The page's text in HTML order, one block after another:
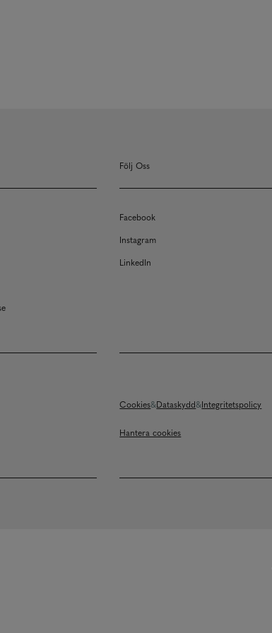
Följ Oss
Facebook
Instagram
LinkedIn
Cookies Dataskydd Integritetspolicy
Hantera cookies